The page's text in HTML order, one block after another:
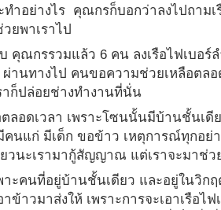
ทำอย่างไร คุณกรก็บอกว่าลงไปถา
ยพาเราไป
ณกรรวมแล้ว 6 คน ลงเรือไฟเบอร์ล
านทางไป คนขอความช่วยเหลือตล
ก็ปล่อยช่างทำงานที่นั่น
ลอดเวลา เพราะโซนนั้นมีบ้านชั้น
นแก่ มีเด็ก ขอข้าว เหตุการณ์ทุกอย่
วนะเรามากู้สัญญาณ แต่เราจะมาช่ว
าะคนที่อยู่บ้านชั้นเดียว และอยู่ในวิ
าวมาส่งให้ เพราะการจะเอาเรือไ